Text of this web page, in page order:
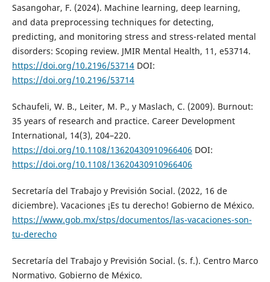
Sasangohar, F. (2024). Machine learning, deep learning,
and data preprocessing techniques for detecting,
predicting, and monitoring stress and stress-related mental
disorders: Scoping review. JMIR Mental Health, 11, e53714.
https://doi.org/10.2196/53714DOI:
https://doi.org/10.2196/53714
Schaufeli, W. B., Leiter, M. P., y Maslach, C. (2009). Burnout:
35 years of research and practice. Career Development
International, 14(3), 204–220.
https://doi.org/10.1108/13620430910966406 DOI:
https://doi.org/10.1108/13620430910966406
Secretaría del Trabajo y Previsión Social. (2022, 16 de
diciembre). Vacaciones ¡Es tu derecho! Gobierno de México.
https://www.gob.mx/stps/documentos/las-vacaciones-son-
tu-derecho
Secretaría del Trabajo y Previsión Social. (s. f.). Centro Marco
Normativo. Gobierno de México.